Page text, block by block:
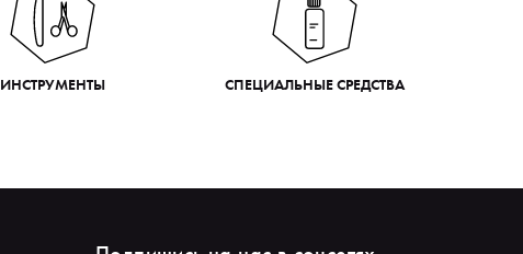
ИНСТРУМЕНТЫ СПЕЦИАЛЬНЫЕ СРЕДСТВА